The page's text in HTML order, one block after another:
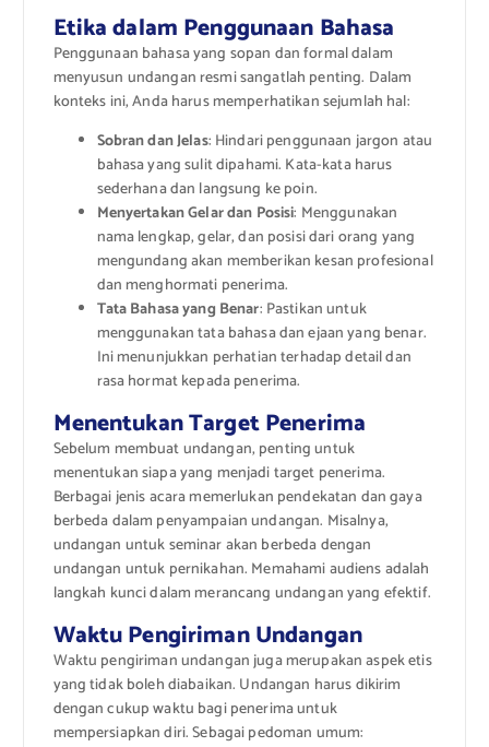
Etika dalam Penggunaan Bahasa
Penggunaan bahasa yang sopan dan formal dalam
menyusun undangan resmi sangatlah penting. Dalam
konteks ini, Anda harus memperhatikan sejumlah hal:
Sobran dan Jelas: Hindari penggunaan jargon atau
bahasa yang sulit dipahami. Kata-kata harus
sederhana dan langsung ke poin.
Menyertakan Gelar dan Posisi: Menggunakan
nama lengkap, gelar, dan posisi dari orang yang
mengundang akan memberikan kesan profesional
dan menghormati penerima.
Tata Bahasa yang Benar: Pastikan untuk
menggunakan tata bahasa dan ejaan yang benar.
Ini menunjukkan perhatian terhadap detail dan
rasa hormat kepada penerima.
Menentukan Target Penerima
Sebelum membuat undangan, penting untuk
menentukan siapa yang menjadi target penerima.
Berbagai jenis acara memerlukan pendekatan dan gaya
berbeda dalam penyampaian undangan. Misalnya,
undangan untuk seminar akan berbeda dengan
undangan untuk pernikahan. Memahami audiens adalah
langkah kunci dalam merancang undangan yang efektif.
Waktu Pengiriman Undangan
Waktu pengiriman undangan juga merupakan aspek etis
yang tidak boleh diabaikan. Undangan harus dikirim
dengan cukup waktu bagi penerima untuk
mempersiapkan diri. Sebagai pedoman umum: